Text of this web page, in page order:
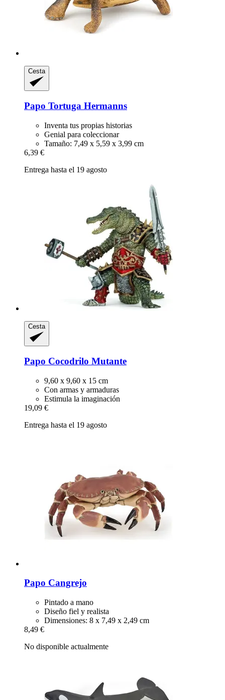
Cesta
Papo Tortuga Hermanns
Inventa tus propias historias
Genial para coleccionar
Tamaño: 7,49 x 5,59 x 3,99 cm
6,39 €
Entrega hasta el 19 agosto
Cesta
Papo Cocodrilo Mutante
9,60 x 9,60 x 15 cm
Con armas y armaduras
Estimula la imaginación
19,09 €
Entrega hasta el 19 agosto
Papo Cangrejo
Pintado a mano
Diseño fiel y realista
Dimensiones: 8 x 7,49 x 2,49 cm
8,49 €
No disponible actualmente